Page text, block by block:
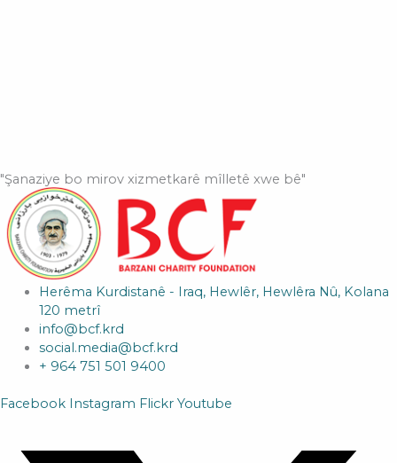
"Şanaziye bo mirov xizmetkarê mîlletê xwe bê"
Herêma Kurdistanê - Iraq, Hewlêr, Hewlêra Nû, Kolana
120 metrî
info@bcf.krd
social.media@bcf.krd
+ 964 751 501 9400
Facebook Instagram Flickr Youtube